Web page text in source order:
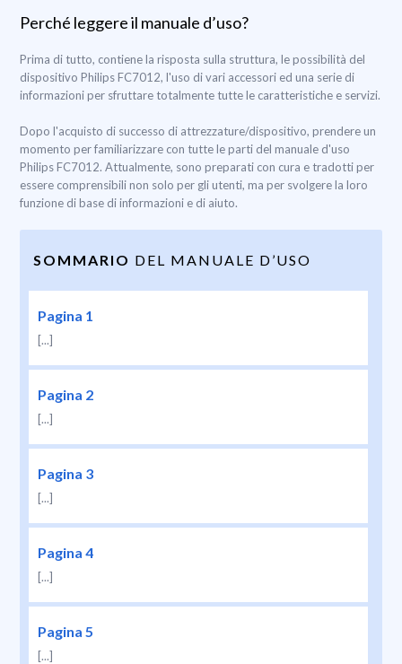
Perché leggere il manuale d’uso?
Prima di tutto, contiene la risposta sulla struttura, le possibilità del
dispositivo Philips FC7012, l'uso di vari accessori ed una serie di
informazioni per sfruttare totalmente tutte le caratteristiche e servizi.
Dopo l'acquisto di successo di attrezzature/dispositivo, prendere un
momento per familiarizzare con tutte le parti del manuale d'uso
Philips FC7012. Attualmente, sono preparati con cura e tradotti per
essere comprensibili non solo per gli utenti, ma per svolgere la loro
funzione di base di informazioni e di aiuto.
SOMMARIO DEL MANUALE D’USO
Pagina 1
[...]
Pagina 2
[...]
Pagina 3
[...]
Pagina 4
[...]
Pagina 5
[...]